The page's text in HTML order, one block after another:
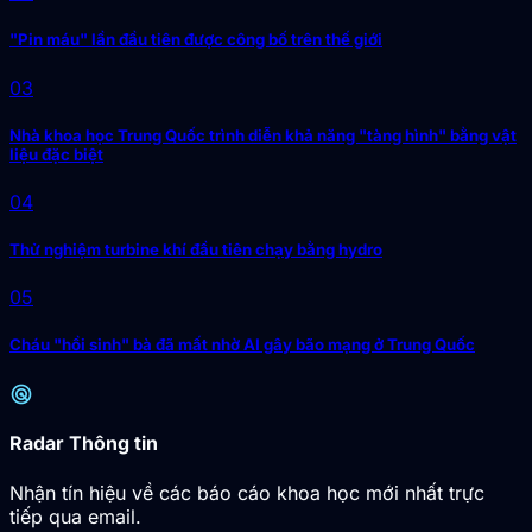
"Pin máu" lần đầu tiên được công bố trên thế giới
03
Nhà khoa học Trung Quốc trình diễn khả năng "tàng hình" bằng vật
liệu đặc biệt
04
Thử nghiệm turbine khí đầu tiên chạy bằng hydro
05
Cháu "hồi sinh" bà đã mất nhờ AI gây bão mạng ở Trung Quốc
radar
Radar Thông tin
Nhận tín hiệu về các báo cáo khoa học mới nhất trực
tiếp qua email.